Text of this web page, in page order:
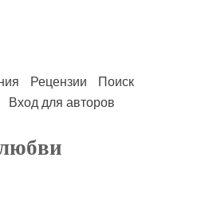
Рецензии
Поиск
Вход для авторов